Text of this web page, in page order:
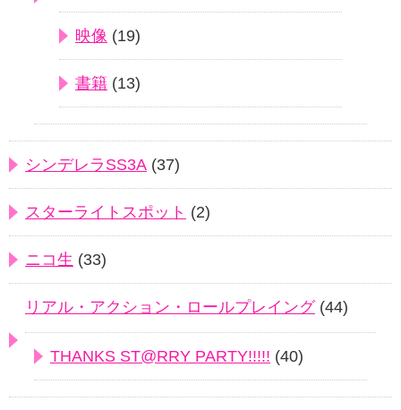
映像 (19)
書籍 (13)
シンデレラSS3A (37)
スターライトスポット (2)
ニコ生 (33)
リアル・アクション・ロールプレイング(44)
THANKS ST@RRY PARTY!!!!! (40)